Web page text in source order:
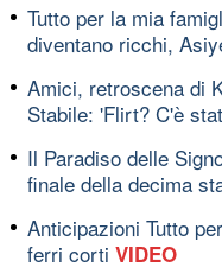
Tutto per la mia
diventano ricchi,
Amici, retroscena di
Stabile: 'Flirt? C'è
Il Paradiso delle
finale della decima
Anticipazioni Tutto
ferri corti VIDEO